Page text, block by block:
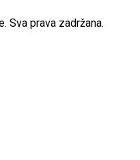
Sva prava zadržana.